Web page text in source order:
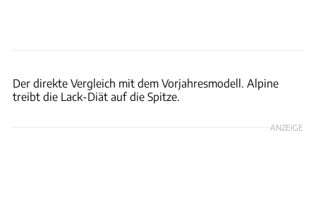
Der direkte Vergleich mit dem Vorjahresmodell. Alpine
treibt die Lack-Diät auf die Spitze.
ANZEIGE